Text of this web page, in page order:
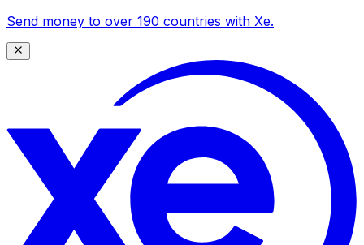
Send money to over 190 countries with Xe.